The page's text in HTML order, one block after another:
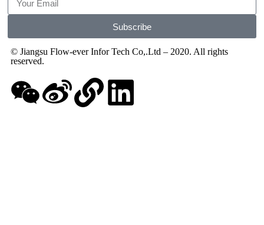
Subscribe
© Jiangsu Flow-ever Infor Tech Co,.Ltd – 2020. All rights
reserved.